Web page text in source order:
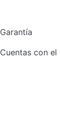
Garantía
Cuentas con